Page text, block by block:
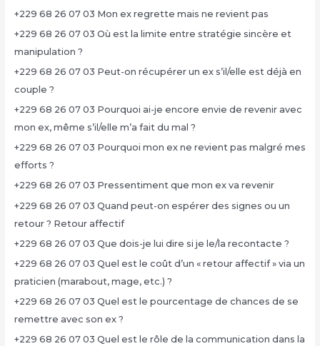
+229 68 26 07 03 Mon ex regrette mais ne revient pas
+229 68 26 07 03 Où est la limite entre stratégie sincère et
manipulation ?
+229 68 26 07 03 Peut-on récupérer un ex s’il/elle est déjà en
couple ?
+229 68 26 07 03 Pourquoi ai-je encore envie de revenir avec
mon ex, même s’il/elle m’a fait du mal ?
+229 68 26 07 03 Pourquoi mon ex ne revient pas malgré mes
efforts ?
+229 68 26 07 03 Pressentiment que mon ex va revenir
+229 68 26 07 03 Quand peut-on espérer des signes ou un
retour ? Retour affectif
+229 68 26 07 03 Que dois-je lui dire si je le/la recontacte ?
+229 68 26 07 03 Quel est le coût d’un « retour affectif » via un
praticien (marabout, mage, etc.) ?
+229 68 26 07 03 Quel est le pourcentage de chances de se
remettre avec son ex ?
+229 68 26 07 03 Quel est le rôle de la communication dans la